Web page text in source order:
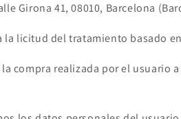
Girona 41, 08010, Barcelona
la licitud del tratamiento basado
compra realizada por el usuario